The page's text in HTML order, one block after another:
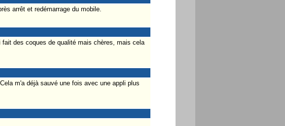
arrêt et redémarrage du mobile.
des coques de qualité mais chères, mais cela
m'a déjà sauvé une fois avec une appli plus